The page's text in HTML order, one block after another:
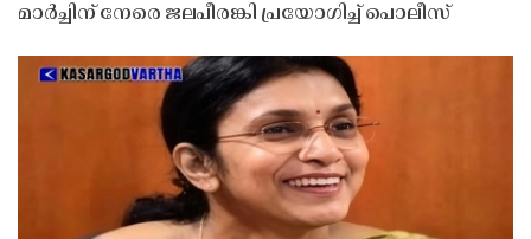
മാർച്ചിന് നേരെ ജലപീരങ്കി പ്രയോഗിച്ച് പൊലീസ്